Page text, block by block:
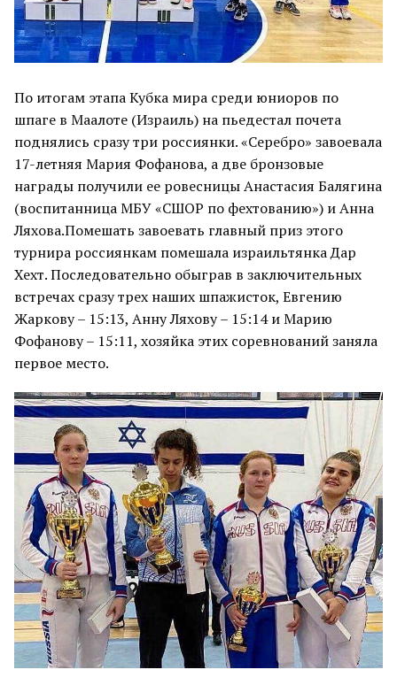
По итогам этапа Кубка мира среди юниоров по
шпаге в Маалоте (Израиль) на пьедестал почета
поднялись сразу три россиянки. «Серебро» завоевала
17-летняя Мария Фофанова, а две бронзовые
награды получили ее ровесницы Анастасия Балягина
(воспитанница МБУ «СШОР по фехтованию») и Анна
Ляхова.Помешать завоевать главный приз этого
турнира россиянкам помешала израильтянка Дар
Хехт. Последовательно обыграв в заключительных
встречах сразу трех наших шпажисток, Евгению
Жаркову – 15:13, Анну Ляхову – 15:14 и Марию
Фофанову – 15:11, хозяйка этих соревнований заняла
первое место.